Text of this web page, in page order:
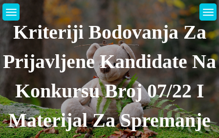
Skip
to
contentKriteriji Bodovanja Za
Prijavljene Kandidate Na
Konkursu Broj 07/22 I
Materijal Za Spremanje